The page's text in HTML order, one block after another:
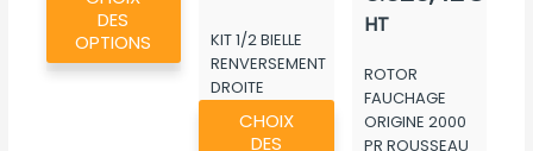
DES
OPTIONS
plusieurs
variations.
KIT 1/2 BIELLE
RENVERSEMENT
DROITE
ORIGINE ROU...
CHOIX
DES
Ce
produit
2.493,92€
5.525,42€
HT
ROTOR
FAUCHAGE
ORIGINE 2000
PR ROUSSEAU